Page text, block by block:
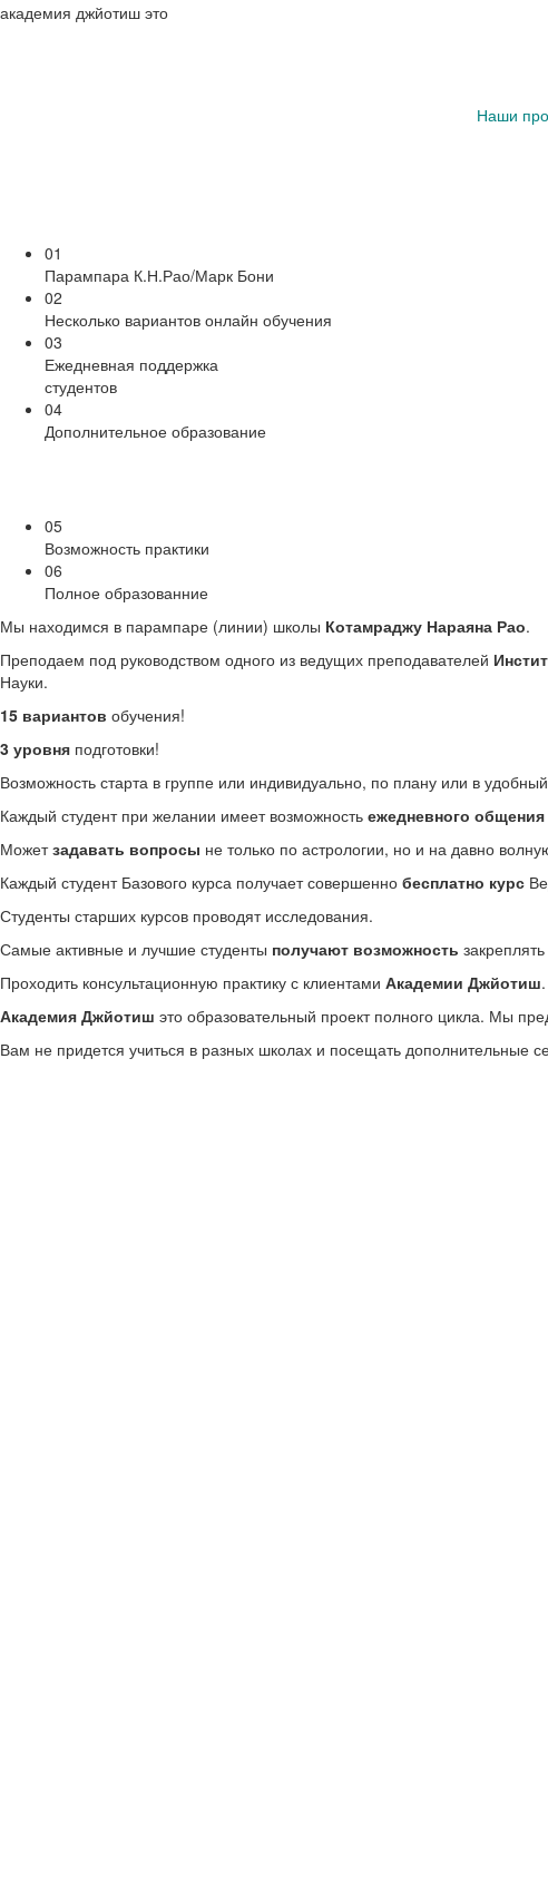
академия джйотиш это
Наши
01
Парампара К.Н.Рао/Марк Бони
02
Несколько вариантов онлайн обучения
03
Ежедневная поддержка
студентов
04
Дополнительное образование
05
Возможность практики
06
Полное образованние
Мы находимся в парампаре (линии) школы Котамраджу Нараяна Рао.
Преподаем под руководством одного из ведущих преподавателей
Науки.
15 вариантов обучения!
3 уровня подготовки!
Возможность старта в группе или индивидуально, по плану или в
Каждый студент при желании имеет возможность ежедневного общения
Можетзадавать вопросы не только по астрологии, но и на давно
Каждый студент Базового курса получает совершенно бесплатно курс
Студенты старших курсов проводят исследования.
Самые активные и лучшие студенты получают возможность
Проходить консультационную практику с клиентами Академии Джйотиш.
Академия Джйотиш это образовательный проект полного цикла. Мы
Вам не придется учиться в разных школах и посещать дополнительные